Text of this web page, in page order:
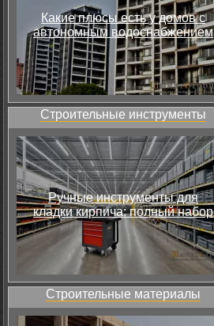
Какие плюсы есть у домов с
автономным водоснабжением
Строительные инструменты
Ручные инструменты для
кладки кирпича: полный набор
Строительные материалы